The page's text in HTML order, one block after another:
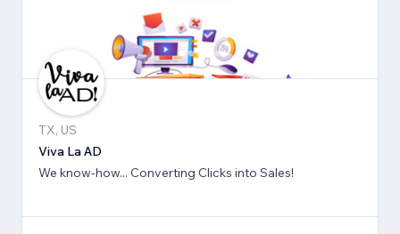
TX, US
Viva La AD
We know-how... Converting Clicks into Sales!